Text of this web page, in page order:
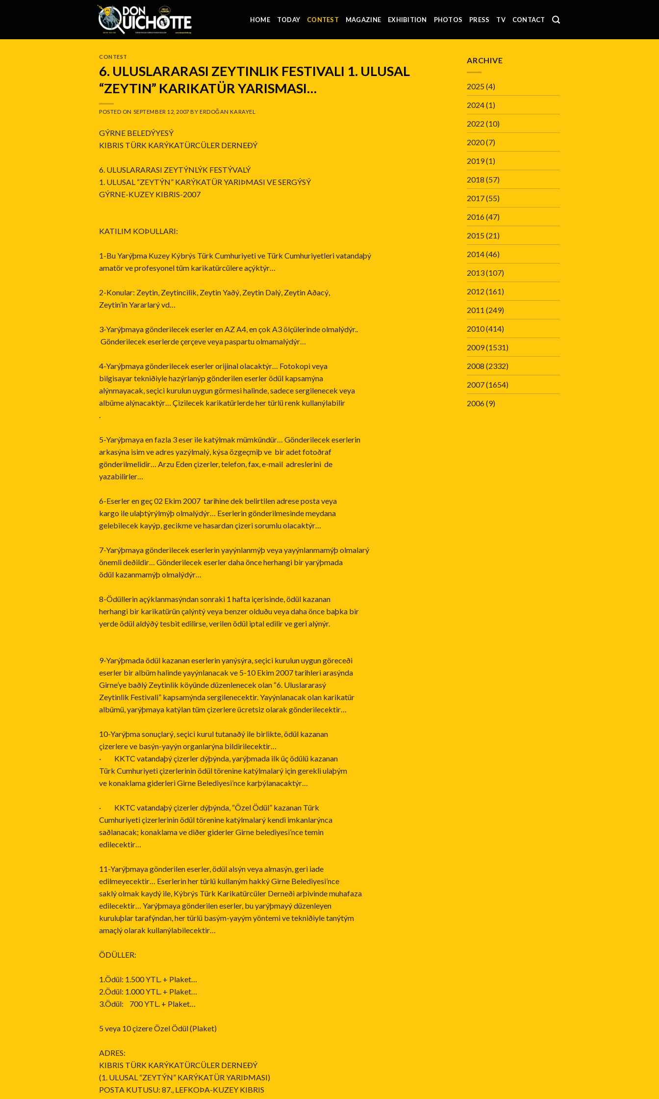
HOME TODAY CONTEST MAGAZINE EXHIBITION PHOTOS PRESS TV CONTACT
CONTEST
6. ULUSLARARASI ZEYTINLIK FESTIVALI 1. ULUSAL
“ZEYTIN” KARIKATÜR YARISMASI…
POSTED ON SEPTEMBER 12, 2007 BY ERDOĞAN KARAYEL
GÝRNE BELEDÝYESÝ
KIBRIS TÜRK KARÝKATÜRCÜLER DERNEÐÝ
6. ULUSLARARASI ZEYTÝNLÝK FESTÝVALÝ
1. ULUSAL “ZEYTÝN” KARÝKATÜR YARIÞMASI VE SERGÝSÝ
GÝRNE-KUZEY KIBRIS-2007
KATILIM KOÞULLARI:
1-Bu Yarýþma Kuzey Kýbrýs Türk Cumhuriyeti ve Türk Cumhuriyetleri vatandaþý
amatör ve profesyonel tüm karikatürcülere açýktýr…
2-Konular: Zeytin, Zeytincilik, Zeytin Yaðý, Zeytin Dalý, Zeytin Aðacý,
Zeytin’in Yararlarý vd…
3-Yarýþmaya gönderilecek eserler en AZ A4, en çok A3 ölçülerinde olmalýdýr..
Gönderilecek eserlerde çerçeve veya paspartu olmamalýdýr…
4-Yarýþmaya gönderilecek eserler orijinal olacaktýr… Fotokopi veya
bilgisayar tekniðiyle hazýrlanýp gönderilen eserler ödül kapsamýna
alýnmayacak, seçici kurulun uygun görmesi halinde, sadece sergilenecek veya
albüme alýnacaktýr… Çizilecek karikatürlerde her türlü renk kullanýlabilir
.
5-Yarýþmaya en fazla 3 eser ile katýlmak mümkündür… Gönderilecek eserlerin
arkasýna isim ve adres yazýlmalý, kýsa özgeçmiþ ve bir adet fotoðraf
gönderilmelidir… Arzu Eden çizerler, telefon, fax, e-mail adreslerini de
yazabilirler…
6-Eserler en geç 02 Ekim 2007 tarihine dek belirtilen adrese posta veya
kargo ile ulaþtýrýlmýþ olmalýdýr… Eserlerin gönderilmesinde meydana
gelebilecek kayýp, gecikme ve hasardan çizeri sorumlu olacaktýr…
7-Yarýþmaya gönderilecek eserlerin yayýnlanmýþ veya yayýnlanmamýþ olmalarý
önemli deðildir… Gönderilecek eserler daha önce herhangi bir yarýþmada
ödül kazanmamýþ olmalýdýr…
8-Ödüllerin açýklanmasýndan sonraki 1 hafta içerisinde, ödül kazanan
herhangi bir karikatürün çalýntý veya benzer olduðu veya daha önce baþka bir
yerde ödül aldýðý tesbit edilirse, verilen ödül iptal edilir ve geri alýnýr.
9-Yarýþmada ödül kazanan eserlerin yanýsýra, seçici kurulun uygun göreceði
eserler bir albüm halinde yayýnlanacak ve 5-10 Ekim 2007 tarihleri arasýnda
Girne’ye baðlý Zeytinlik köyünde düzenlenecek olan “6. Uluslararasý
Zeytinlik Festivali” kapsamýnda sergilenecektir. Yayýnlanacak olan karikatür
albümü, yarýþmaya katýlan tüm çizerlere ücretsiz olarak gönderilecektir…
10-Yarýþma sonuçlarý, seçici kurul tutanaðý ile birlikte, ödül kazanan
çizerlere ve basýn-yayýn organlarýna bildirilecektir…
· KKTC vatandaþý çizerler dýþýnda, yarýþmada ilk üç ödülü kazanan
Türk Cumhuriyeti çizerlerinin ödül törenine katýlmalarý için gerekli ulaþým
ve konaklama giderleri Girne Belediyesi’nce karþýlanacaktýr…
· KKTC vatandaþý çizerler dýþýnda, “Özel Ödül” kazanan Türk
Cumhuriyeti çizerlerinin ödül törenine katýlmalarý kendi imkanlarýnca
saðlanacak; konaklama ve diðer giderler Girne belediyesi’nce temin
edilecektir…
11-Yarýþmaya gönderilen eserler, ödül alsýn veya almasýn, geri iade
edilmeyecektir… Eserlerin her türlü kullaným hakký Girne Belediyesi’nce
saklý olmak kaydý ile, Kýbrýs Türk Karikatürcüler Derneði arþivinde muhafaza
edilecektir… Yarýþmaya gönderilen eserler, bu yarýþmayý düzenleyen
kuruluþlar tarafýndan, her türlü basým-yayým yöntemi ve tekniðiyle tanýtým
amaçlý olarak kullanýlabilecektir…
ÖDÜLLER:
1.Ödül: 1.500 YTL. + Plaket…
2.Ödül: 1.000 YTL. + Plaket…
3.Ödül: 700 YTL. + Plaket…
5 veya 10 çizere Özel Ödül (Plaket)
ADRES:
KIBRIS TÜRK KARÝKATÜRCÜLER DERNEÐÝ
(1. ULUSAL “ZEYTÝN” KARÝKATÜR YARIÞMASI)
POSTA KUTUSU: 87., LEFKOÞA-KUZEY KIBRIS
ARCHIVE
2025(4)
2024(1)
2022 (10)
2020(7)
2019(1)
2018 (57)
2017(55)
2016(47)
2015(21)
2014(46)
2013(107)
2012 (161)
2011 (249)
2010(414)
2009(1531)
2008 (2332)
2007(1654)
2006(9)